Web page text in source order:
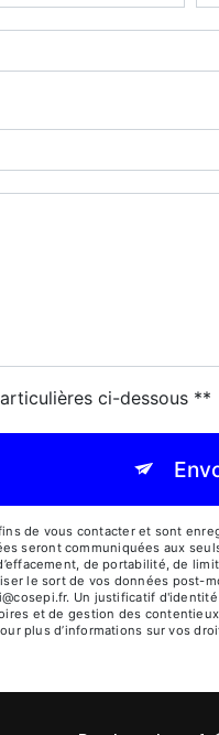
ci-dessous **
de vous contacter et sont
seront communiquées aux
de portabilité, de
le sort de vos données
Un justificatif
et de gestion des
plus d’informations sur vos